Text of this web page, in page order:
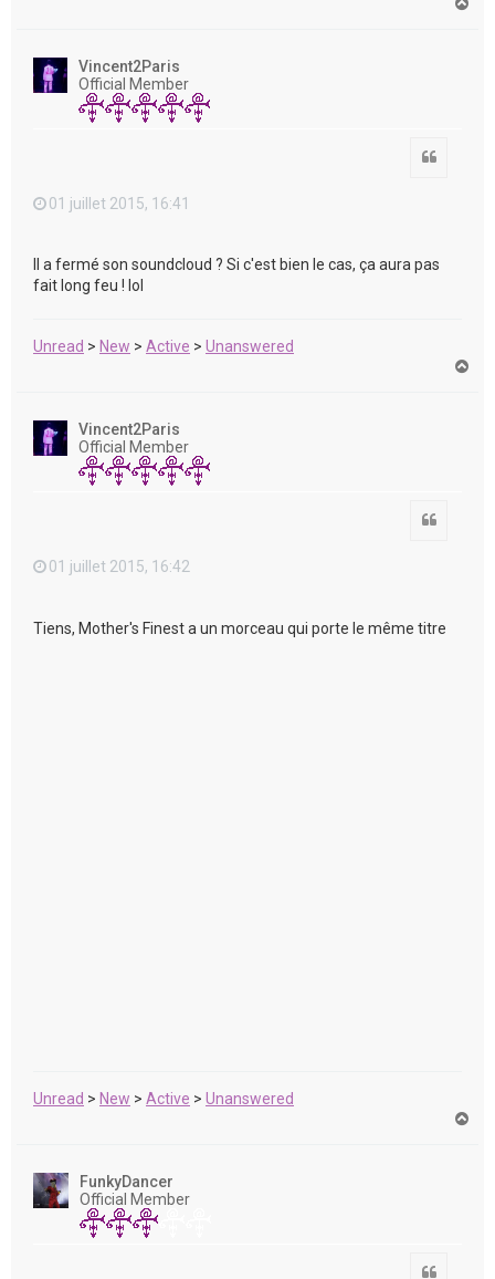
Vincent2Paris
Official Member
01 juillet 2015, 16:41
Il a fermé son soundcloud ? Si c'est bien le cas, ça aura pas
fait long feu ! lol
Unread > New > Active > Unanswered
Vincent2Paris
Official Member
01 juillet 2015, 16:42
Tiens, Mother's Finest a un morceau qui porte le même titre
Unread > New > Active > Unanswered
FunkyDancer
Official Member